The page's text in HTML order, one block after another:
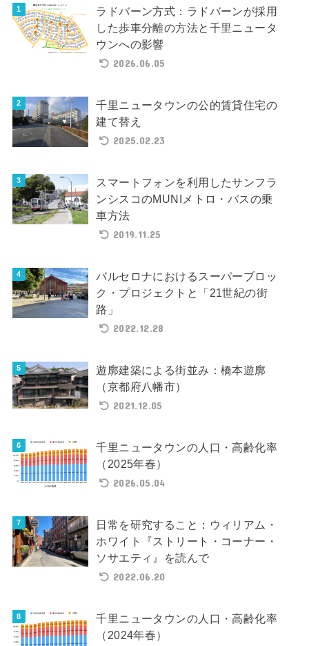
ラドバーン方式：ラドバーンが採用
した歩車分離の方法と千里ニュータ
ウンへの影響
2026.06.05
千里ニュータウンの公的賃貸住宅の
建て替え
2025.02.23
スマートフォンを利用したサンフラ
ンシスコのMUNIメトロ・バスの乗
車方法
2019.11.25
バルセロナにおけるスーパーブロッ
ク・プロジェクトと「21世紀の街
路」
2022.12.28
遊廓建築による街並み：橋本遊廓
（京都府八幡市）
2021.12.05
千里ニュータウンの人口・高齢化率
（2025年春）
2026.05.04
日常を研究すること：ウィリアム・
ホワイト『ストリート・コーナー・
ソサエティ』を読んで
2022.06.20
千里ニュータウンの人口・高齢化率
（2024年春）